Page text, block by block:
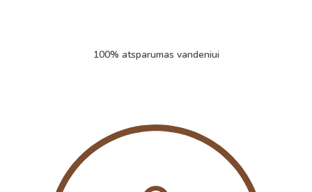
100% atsparumas vandeniui